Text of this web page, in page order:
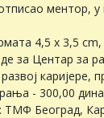
ментор,
4,5 x 3,5 cm,
за Центар за
- 300,00
ТМФ Београд,